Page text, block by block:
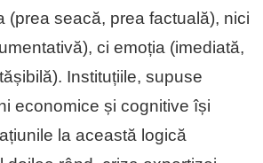
(prea seacă, prea factuală), nici
ci emoția (imediată,
Instituțiile, supuse
economice și cognitive își
la această logică